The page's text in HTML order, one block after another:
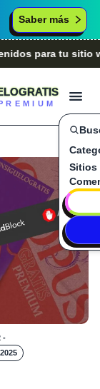
Saber más
para tu sitio
Sitios
-